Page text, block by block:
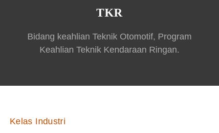
TKR
Bidang keahlian Teknik Otomotif, Program
Keahlian Teknik Kendaraan Ringan.
Kelas Industri